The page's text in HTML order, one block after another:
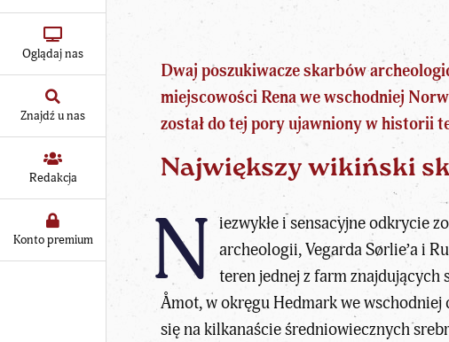
Oglądaj nas
Znajdź u nas
Redakcja
Konto premium
Dwaj poszukiwacze skarbów
miejscowości Rena we wschodniej
został do tej pory ujawniony w historii
Największy wikiński
N iezwykłe i sensacyjne odkrycie
archeologii, Vegarda Sørlie’a i
teren jednej z farm znajdujących
Åmot, w okręgu Hedmark we
się na kilkanaście średniowiecznych